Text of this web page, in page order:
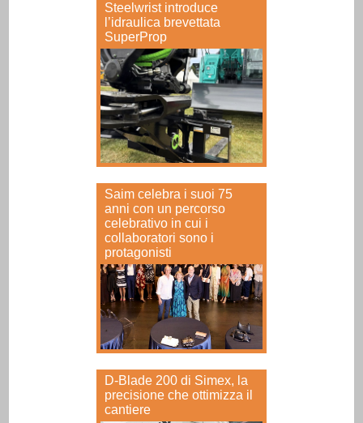
Steelwrist introduce
l’idraulica brevettata
SuperProp
Saim celebra i suoi 75
anni con un percorso
celebrativo in cui i
collaboratori sono i
protagonisti
D-Blade 200 di Simex, la
precisione che ottimizza il
cantiere